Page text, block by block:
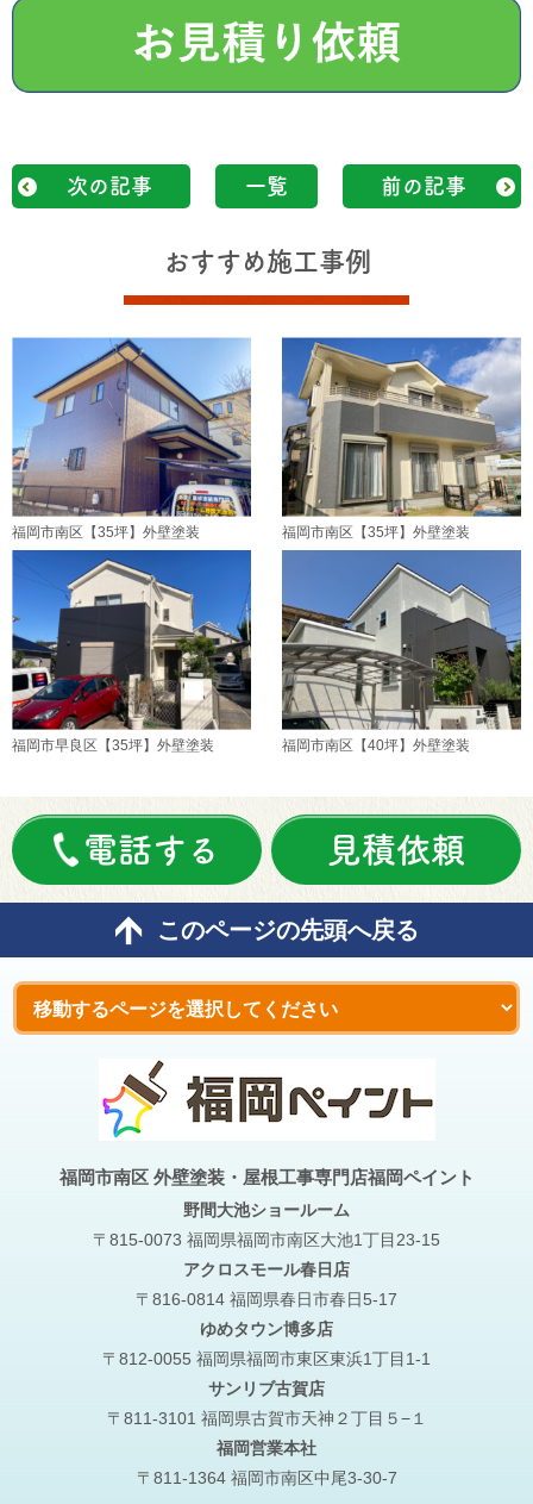
次の記事 一覧 前の記事
おすすめ施工事例
福岡市南区【35坪】外壁塗装 福岡市南区【35坪】外壁塗装
福岡市早良区【35坪】外壁塗装 福岡市南区【40坪】外壁塗装
電話する 見積依頼
このページの先頭へ戻る
福岡市南区 外壁塗装・屋根工事専門店福岡ペイント
野間大池ショールーム
〒815-0073 福岡県福岡市南区大池1丁目23-15
アクロスモール春日店
〒816-0814 福岡県春日市春日5-17
ゆめタウン博多店
〒812-0055 福岡県福岡市東区東浜1丁目1-1
サンリブ古賀店
〒811-3101 福岡県古賀市天神２丁目５−１
福岡営業本社
〒811-1364 福岡市南区中尾3-30-7